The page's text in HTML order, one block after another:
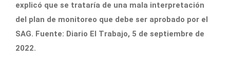
explicó que se trataría de una mala interpretación
del plan de monitoreo que debe ser aprobado por el
SAG. Fuente: Diario El Trabajo, 5 de septiembre de
2022.